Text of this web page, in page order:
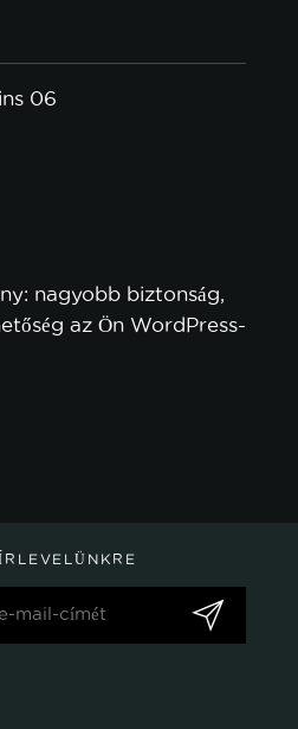
nagyobb biztonság,
az Ön WordPress-